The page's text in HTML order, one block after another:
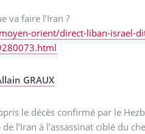
va faire l’Iran ?
orient/direct-liban-israel-
GRAUX
le décès confirmé par le
l’Iran à l’assassinat ciblé du